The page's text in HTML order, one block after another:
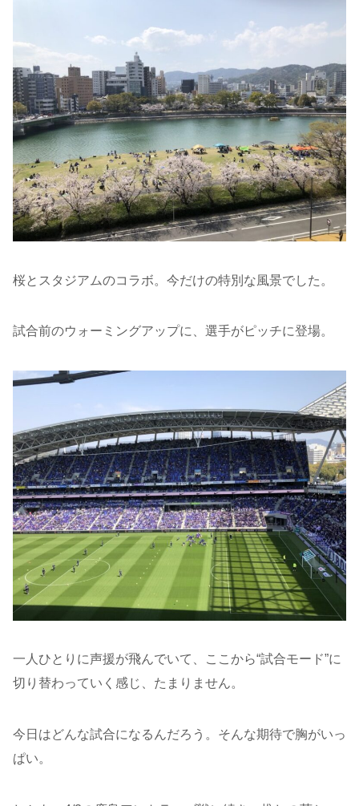
桜とスタジアムのコラボ。今だけの特別な風景でした。
試合前のウォーミングアップに、選手がピッチに登場。
一人ひとりに声援が飛んでいて、ここから“試合モード”に
切り替わっていく感じ、たまりません。
今日はどんな試合になるんだろう。そんな期待で胸がいっ
ぱい。